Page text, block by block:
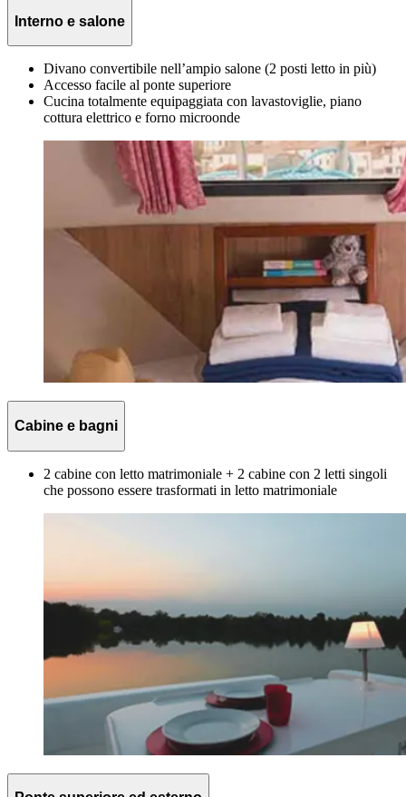
Interno e salone
Divano convertibile nell’ampio salone (2 posti letto in più)
Accesso facile al ponte superiore
Cucina totalmente equipaggiata con lavastoviglie, piano
cottura elettrico e forno microonde
Cabine e bagni
2 cabine con letto matrimoniale + 2 cabine con 2 letti singoli
che possono essere trasformati in letto matrimoniale